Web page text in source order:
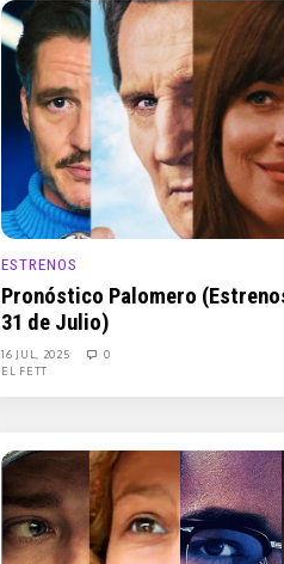
ESTRENOS
Pronóstico Palomero
31 de Julio)
16 JUL, 2025
0
EL FETT